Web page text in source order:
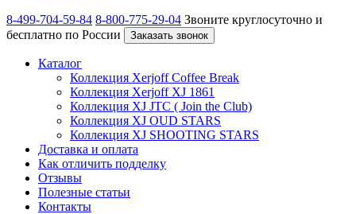
8-499-704-59-84 8-800-775-29-04 Звоните круглосуточно и
бесплатно по России
Заказать звонок
Каталог
Коллекция Xerjoff Coffee Break
Коллекция Xerjoff XJ 1861
Коллекция XJ JTC ( Join the Club)
Коллекция XJ OUD STARS
Коллекция XJ SHOOTING STARS
Доставка и оплата
Как отличить подделку
Отзывы
Полезные статьи
Контакты